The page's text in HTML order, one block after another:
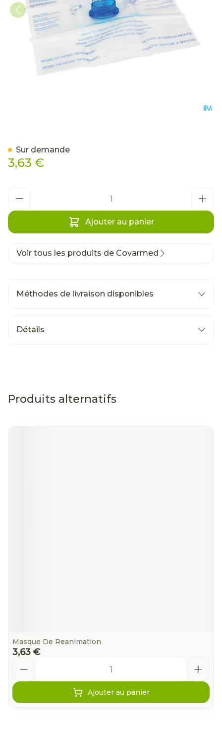
3,63 €
Ajouter au panier
Sur demande
Voir tous les produits de Covarmed
Méthodes de livraison disponibles
Détails
Produits alternatifs
Masque De Reanimation
3,63 €
Ajouter au panier